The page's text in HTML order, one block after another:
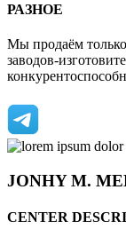
РАЗНОЕ
Мы продаём
заводов-
JONHYM.
CENTER